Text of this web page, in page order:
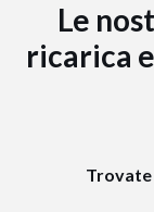
Le
ricarica